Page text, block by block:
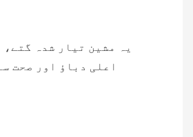
یہ مشین تیار شدہ
اعلی دباؤ اور صحت